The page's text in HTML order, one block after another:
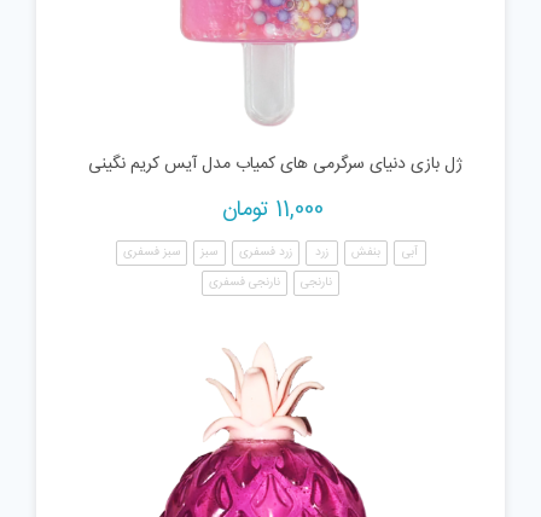
ژل بازی دنیای سرگرمی های کمیاب مدل آیس کریم نگینی
11,000 تومان
آبی بنفش زرد زرد فسفری سبز
سبز فسفری
نارنجی
نارنجی فسفری